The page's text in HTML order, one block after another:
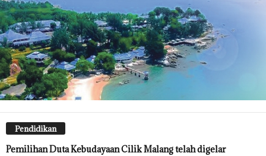
Pendidikan
Pemilihan Duta Kebudayaan Cilik Malang telah digelar